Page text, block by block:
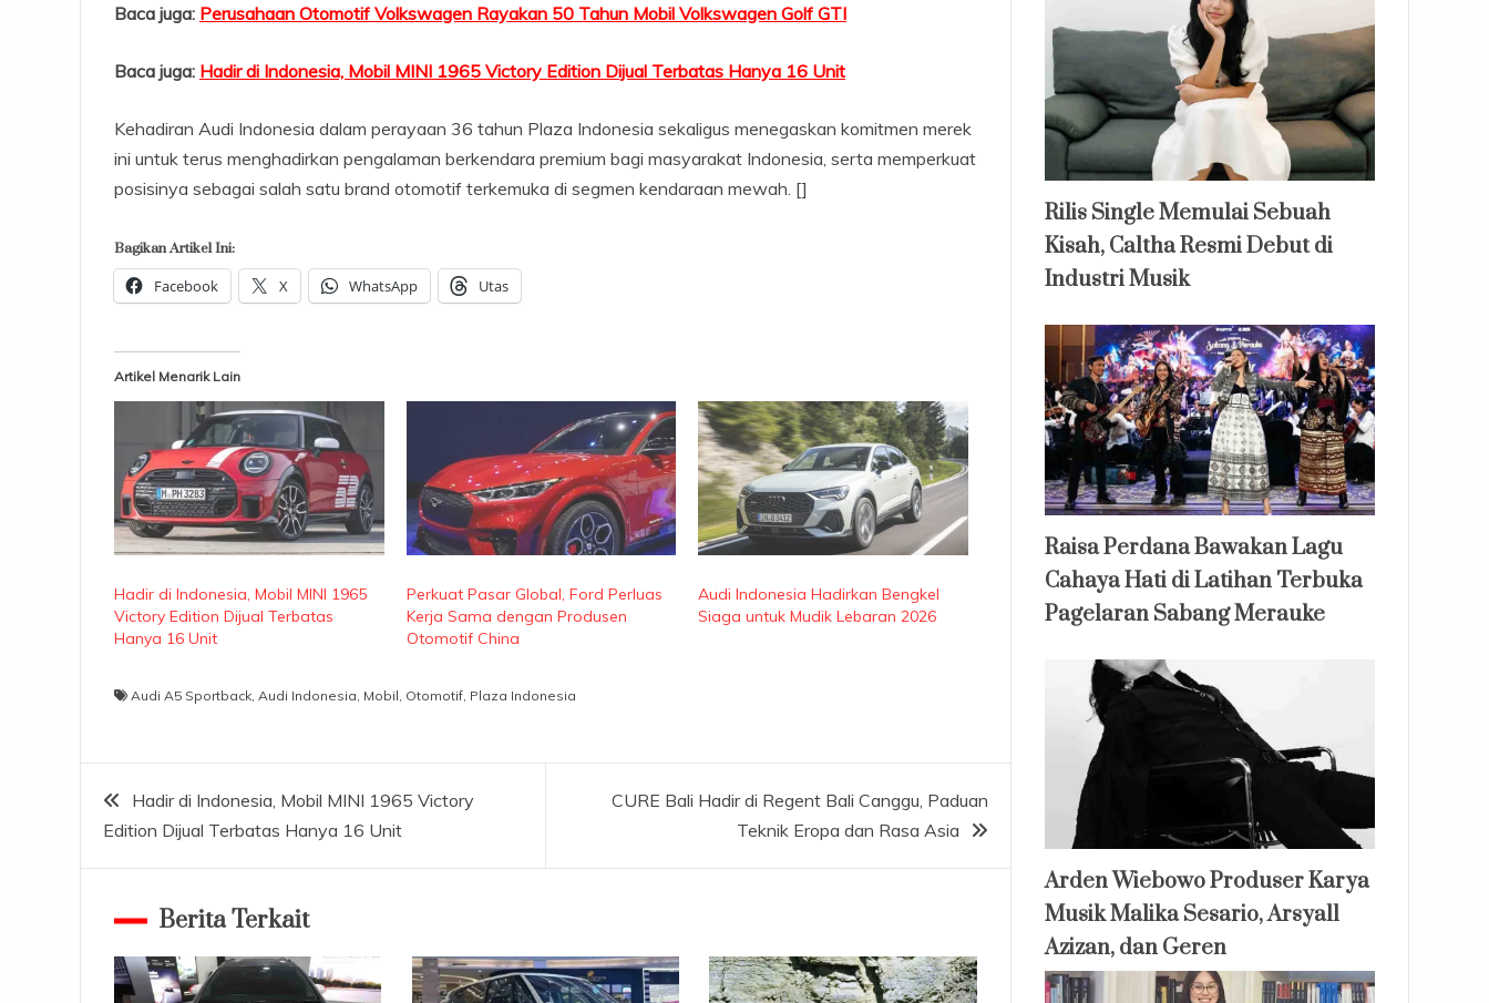
Baca juga: Perusahaan Otomotif Volkswagen Rayakan 50 Tahun Mobil Volkswagen Golf GTI
Baca juga: Hadir di Indonesia, Mobil MINI 1965 Victory Edition Dijual Terbatas Hanya 16 Unit
Kehadiran Audi Indonesia dalam perayaan 36 tahun Plaza Indonesia sekaligus menegaskan komitmen merek
ini untuk terus menghadirkan pengalaman berkendara premium bagi masyarakat Indonesia, serta memperkuat
posisinya sebagai salah satu brand otomotif terkemuka di segmen kendaraan mewah. []
Bagikan Artikel Ini:
Facebook X WhatsApp Utas
Artikel Menarik Lain
Hadir di Indonesia, Mobil MINI 1965
Victory Edition Dijual Terbatas
Hanya 16 Unit
Perkuat Pasar Global, Ford Perluas
Kerja Sama dengan Produsen
Otomotif China
Audi Indonesia Hadirkan Bengkel
Siaga untuk Mudik Lebaran 2026
Audi A5 Sportback, Audi Indonesia, Mobil, Otomotif, Plaza Indonesia
Navigasi
pos
Hadir di Indonesia, Mobil MINI 1965 Victory
Edition Dijual Terbatas Hanya 16 Unit
CURE Bali Hadir di Regent Bali Canggu, Paduan
Teknik Eropa dan Rasa Asia
Berita Terkait
Rilis Single Memulai Sebuah
Kisah, Caltha Resmi Debut di
Industri Musik
Raisa Perdana Bawakan Lagu
Cahaya Hati di Latihan Terbuka
Pagelaran Sabang Merauke
Arden Wiebowo Produser Karya
Musik Malika Sesario, Arsyall
Azizan, dan Geren